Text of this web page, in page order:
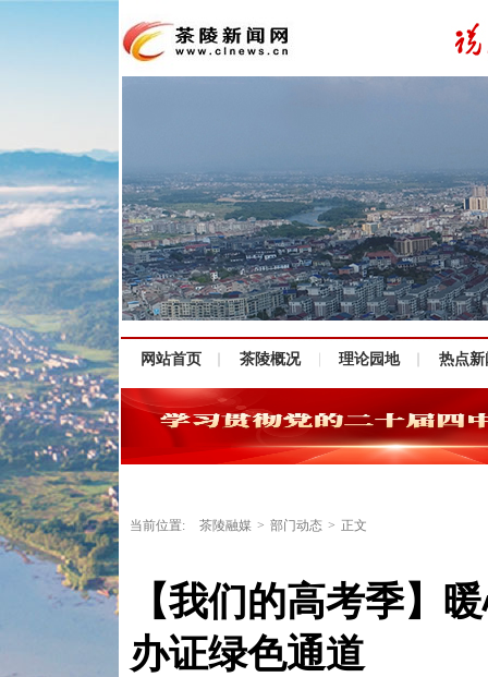
网站首页 茶陵概况 理论园地 热点新
当前位置: 茶陵融媒 > 部门动态 > 正文
【我们的高考季】
办证绿色通道